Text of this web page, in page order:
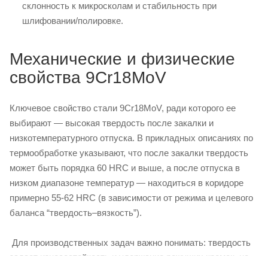
склонность к микросколам и стабильность при
шлифовании/полировке.
Механические и физические
свойства 9Cr18MoV
Ключевое свойство стали 9Cr18MoV, ради которого ее
выбирают — высокая твердость после закалки и
низкотемпературного отпуска. В прикладных описаниях по
термообработке указывают, что после закалки твердость
может быть порядка 60 HRC и выше, а после отпуска в
низком диапазоне температур — находиться в коридоре
примерно 55-62 HRC (в зависимости от режима и целевого
баланса “твердость–вязкость”).
Для производственных задач важно понимать: твердость